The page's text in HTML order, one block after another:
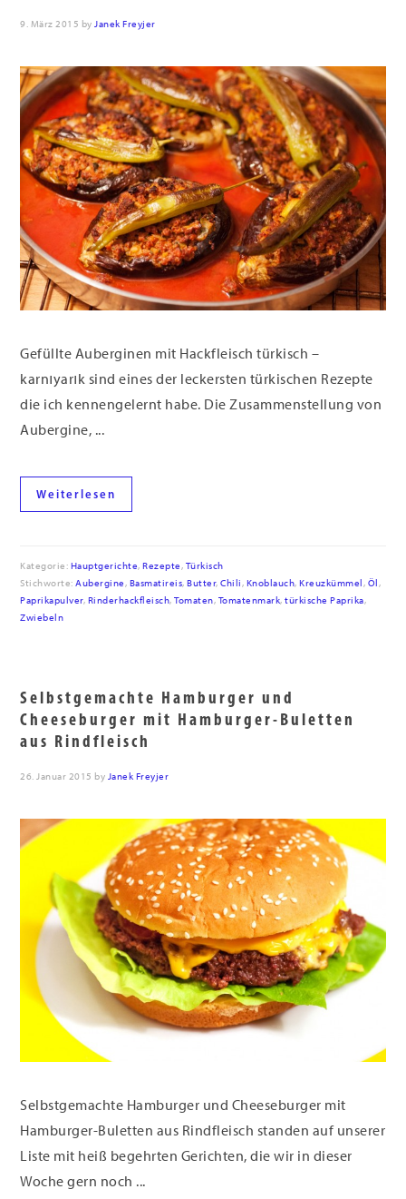
9. März 2015 byJanek Freyjer
Gefüllte Auberginen mit Hackfleisch türkisch –
karnıyarık sind eines der leckersten türkischen Rezepte
die ich kennengelernt habe. Die Zusammenstellung von
Aubergine, ...
Weiterlesen
Kategorie: Hauptgerichte,Rezepte , Türkisch
Stichworte:Aubergine , Basmatireis,Butter,Chili , Knoblauch,Kreuzkümmel , Öl ,
Paprikapulver, Rinderhackfleisch,Tomaten, Tomatenmark,türkische Paprika,
Zwiebeln
Selbstgemachte Hamburger und
Cheeseburger mit Hamburger-Buletten
aus Rindfleisch
26. Januar 2015 by Janek Freyjer
Selbstgemachte Hamburger und Cheeseburger mit
Hamburger-Buletten aus Rindfleisch standen auf unserer
Liste mit heiß begehrten Gerichten, die wir in dieser
Woche gern noch ...